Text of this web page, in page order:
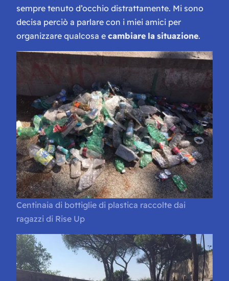
sempre tenuto d’occhio distrattamente. Mi sono
decisa perciò a parlare con i miei amici per
organizzare qualcosa e cambiare la situazione.
Centinaia di bottiglie di plastica raccolte dai
ragazzi di Rise Up